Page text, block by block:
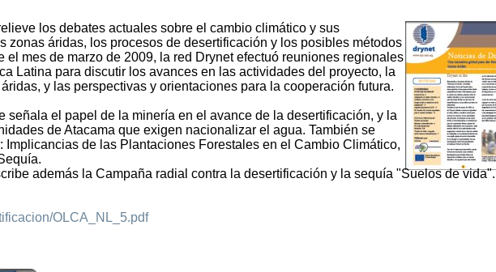
los debates actuales sobre el cambio climático y sus
zonas áridas, los procesos de desertificación y los posibles métodos
el mes de marzo de 2009, la red Drynet efectuó reuniones regionales
Latina para discutir los avances en las actividades del proyecto, la
y las perspectivas y orientaciones para la cooperación futura.
señala el papel de la minería en el avance de la desertificación, y la
de Atacama que exigen nacionalizar el agua. También se
Implicancias de las Plantaciones Forestales en el Cambio Climático,
además la Campaña radial contra la desertificación y la sequía "Suelos de vida".
OLCA_NL_5.pdf